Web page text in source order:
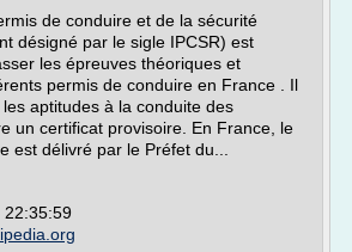
de conduire et de la sécurité
désigné par le sigle IPCSR) est
les épreuves théoriques et
permis de conduire en France . Il
aptitudes à la conduite des
un certificat provisoire. En France, le
est délivré par le Préfet du...
22:35:59